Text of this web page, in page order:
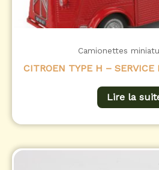
Camionettes
CITROEN TYPE H – SERVICE
Lire la